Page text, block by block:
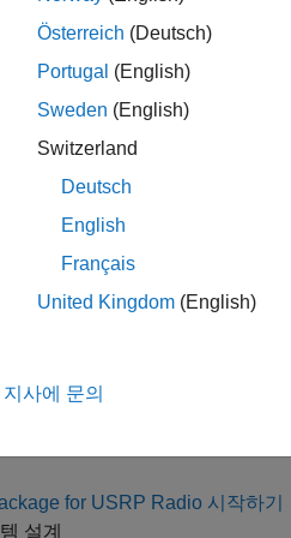
오와 동급인 National
Ettus Research 200-series
Numbers
즈 및 X 시리즈 라디오에 대한
for USRP Radio 시작하기
설계
Österreich (Deutsch)
Portugal (English)
Sweden (English)
Switzerland
Deutsch
English
Français
United Kingdom (English)
사에 문의